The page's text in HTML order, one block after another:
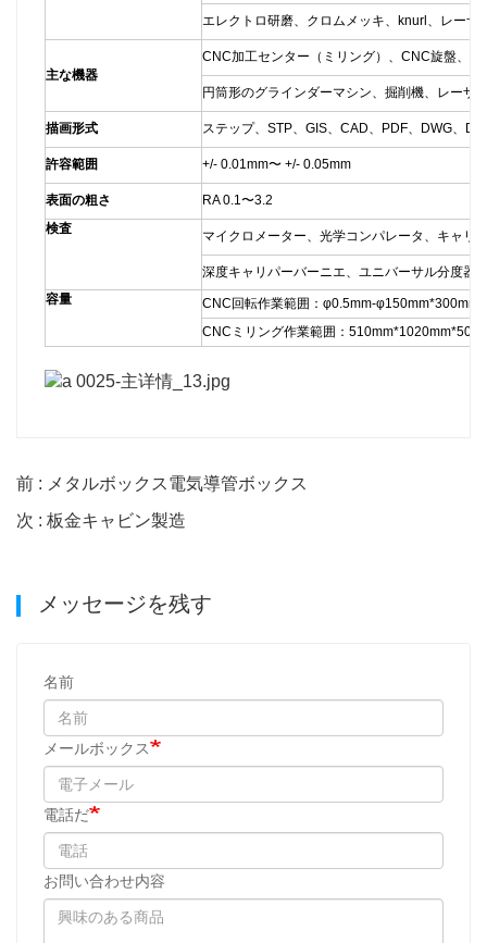
エレクトロ研磨、クロムメッキ、knurl、レーザ
主な機器
CNC加工センター（ミリング）、CNC旋盤、研
円筒形のグラインダーマシン、掘削機、レーザ
描画形式 ステップ、STP、GIS、CAD、PDF、DWG、
許容範囲 +/- 0.01mm〜 +/- 0.05mm
表面の粗さ
RA 0.1〜3.2
検査
マイクロメーター、光学コンパレータ、キャリ
深度キャリパーバーニエ、ユニバーサル分度器
容量
CNC回転作業範囲：φ0.5mm-φ150mm*300mm
CNCミリング作業範囲：
前 : メタルボックス電気導管ボックス
次 : 板金キャビン製造
メッセージを残す
名前
メールボックス
電話だ
お問い合わせ内容